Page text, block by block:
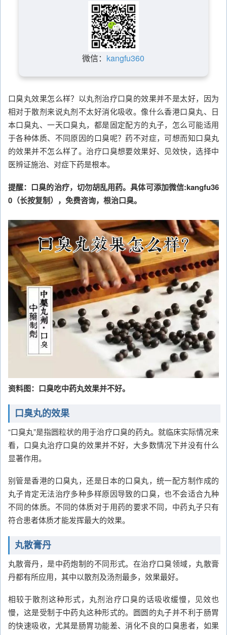
微信： kangfu360
口臭丸效果怎么样？以丸剂治疗口臭的效果并不是太好，因为
相对于散剂来说丸剂不太好消化吸收。像什么香港口臭丸、日
本口臭丸、一天口臭丸，都是固定配方的丸子，怎么可能适用
于各种体质、不同原因的口臭呢？药不对症，可想而知口臭丸
的效果并不怎么样了。治疗口臭想要效果好、见效快，选择中
医辨证施治、对症下药是根本。
提醒：口臭的治疗，切勿胡乱用药。具体可添加微信:kangfu36
0（长按复制），免费咨询，根治口臭。
资料图：口臭吃中药丸效果并不好。
口臭丸的效果
“口臭丸”是指圆粒状的用于治疗口臭的药丸。就临床实际情况来
看，口臭丸治疗口臭的效果并不好，大多数情况下并没有什么
显著作用。
别管是香港的口臭丸，还是日本的口臭丸，统一配方制作成的
丸子肯定无法治疗多种多样原因导致的口臭，也不会适合九种
不同的体质。不同的体质对于用药的要求不同，中药丸子只有
符合患者体质才能发挥最大的效果。
丸散膏丹
丸散膏丹，是中药炮制的不同形式。在治疗口臭领域，丸散膏
丹都有所应用，其中以散剂及汤剂最多，效果最好。
相较于散剂这种形式，丸剂治疗口臭的话吸收缓慢，见效也
慢，这是受制于中药丸这种形式的。圆圆的丸子并不利于肠胃
的快速吸收，尤其是肠胃功能差、消化不良的口臭患者，如果